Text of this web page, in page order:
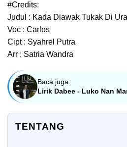
#Credits:
Judul : Kada Diawak Tukak Di
Voc : Carlos
Cipt : Syahrel Putra
Arr : Satria Wandra
Baca juga:
Lirik Dabee - Luko Nan
TENTANG